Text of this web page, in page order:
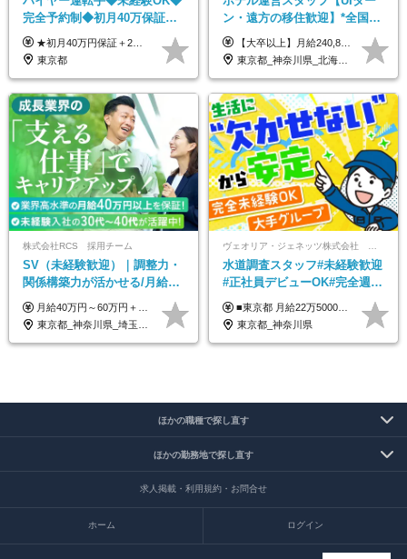
完全予約制◆初月40万保証◆
平均年収600万◆約4ヶ月研修
あり◆運転は1日4hほど
★初月40万円保証＋2～6ヶ月目35万円保証 ★平均年収600万円 月給236,000円（一律手当含む）＋運転手当（運転した時間に応じて支給）＋残業代＋賞与年2回 ※基礎研修期間（10日間）は日給1万円を支給します ※試用期間中（3ヶ月）の給与・待遇に差異はありません ※残業代は全額支給します
東京都
ン・遠方の移住歓迎】*全国募
集*週休3日/年休161日可*未経
験OK*新規開業あり
【大卒以上】月給240,800円以上+賞与2回+各種手当 【短大・専門学校卒】月給204,400円以上+賞与2回+各種手当 【上記以外】月給187,000円以上+賞与2回+各種手当 ※経験、資格、能力等を考慮の上、決定いたします ※残業代全額支給 ※試用期間3ヶ月（条件変更なし）
東京都_神奈川県_北海道_青森県_山形県_福島県_栃木県_群馬県_山梨県_長野県_石川県_静岡県_岐阜県_京都府_広島県_島根県_山口県_高知県_長崎県_大分県_鹿児島県_沖縄県
株式会社RCS 採用チーム
SV（未経験歓迎）｜調整力・
関係構築力が活かせる/月給40
万円以上/30～40代活躍中/6か
月間の研修充実
月給40万円～60万円＋各種手当＋業績賞与 ◎経験や能力等を考慮し、優遇いたします！ ◎成果により業績賞与を年2回支給します！ 上記月給には、固定残業代として 「60,800円～95,000円（28時間分）」を含む。 超過分は別途全額支給します。
東京都_神奈川県_埼玉県_千葉県_大阪府_愛知県_北海道_青森県_岩手県_宮城県_秋田県_山形県_福島県_茨城県_栃木県_群馬県_新潟県_山梨県_長野県_富山県_石川県_福井県_静岡県_岐阜県_三重県_兵庫県_京都府_滋賀県_奈良県_和歌山県_広島県_岡山県_鳥取県_島根県_山口県_徳島県_香川県_愛媛県_高知県_福岡県_熊本県_佐賀県_長崎県_大分県_宮崎県_鹿児島県_沖縄県
水道調査スタッフ#未経験歓迎
#正社員デビューOK#完全週休
2日制#年休125日#資格取得支
援有#社員数千人以上
■東京都 月給22万5000円（東京地域手当3万円含）～25万円＋残業代全額支給＋各種手当 ■神奈川県 月給19万5000円～24万円＋残業代全額支給＋各種手当 ※年齢・経験を考慮し決定 ※試用期間3ヶ月（期間中の給与・待遇に差異はありません） ◆通勤手当あり（全額支給） ◆昇給年1回、賞与年2回。世界最大級の環境企業グループならではの安定した給与体系です。
東京都_神奈川県
ほかの職種で探し直す
ほかの勤務地で探し直す
求人掲載・利用規約・お問合せ
ホーム ログイン